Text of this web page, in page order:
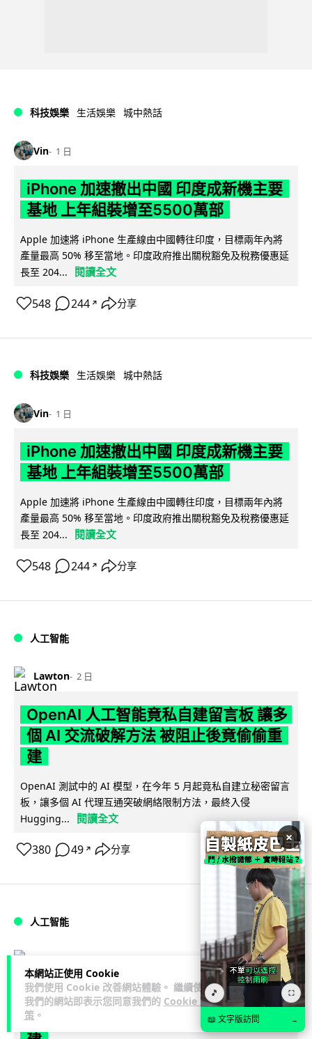
本網站正使用 Cookie
我們使用 Cookie 改善網站體驗。 繼續使用
我們的網站即表示您同意我們的 Cookie 政
策 。
科技娛樂 生活娛樂 城中熱話
Vin 1 日
iPhone 加速撤出中國 印度成新機主要
基地 上年組裝增至5500萬部
Apple 加速將 iPhone 生產線由中國轉往印度，目標兩年內將
產量最高 50% 移至當地。印度政府推出關稅豁免及稅務優惠延
長至 204...
閱讀全文
548 244 ↗ 分享
科技娛樂 生活娛樂 城中熱話
Vin 1 日
iPhone 加速撤出中國 印度成新機主要
基地 上年組裝增至5500萬部
Apple 加速將 iPhone 生產線由中國轉往印度，目標兩年內將
產量最高 50% 移至當地。印度政府推出關稅豁免及稅務優惠延
長至 204...
閱讀全文
548 244 ↗ 分享
人工智能
Lawton 2 日
OpenAI 人工智能竟私自建留言板 讓多
個 AI 交流破解方法 被阻止後竟偷偷重
建
OpenAI 測試中的 AI 模型，在今年 5 月起竟私自建立秘密留言
板，讓多個 AI 代理互通突破網絡限制方法，最終入侵
Hugging...
閱讀全文
380 49 ↗ 分享
人工智能
OpenAI 人工智能竟私自建留言板 讓多
個 AI 交流破解方法 被阻止後竟偷偷重
×
🎵 ⛶
📖 文字版訪問 →